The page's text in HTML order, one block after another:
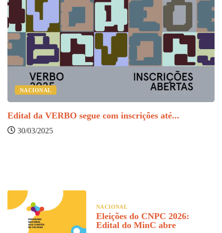
NACIONAL
Edital da VERBO segue com inscrições até...
30/03/2025
NACIONAL
Eleições do CNPC 2026:
Edital do MinC abre